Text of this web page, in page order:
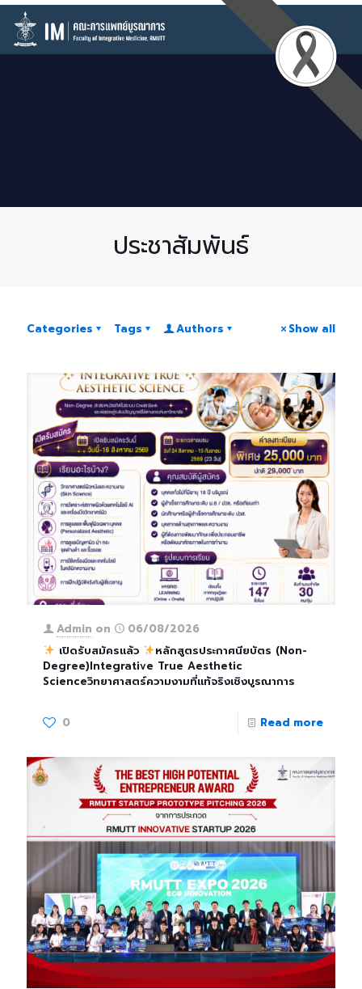
ประชาสัมพันธ์
Categories Tags Authors Show all
Admin on
06/08/2026
เปิดรับสมัครแล้ว
หลักสูตรประกาศนียบัตร (Non-
Degree)Integrative True Aesthetic
Scienceวิทยาศาสตร์ความงามที่แท้จริงเชิงบูรณาการ
0 Read more